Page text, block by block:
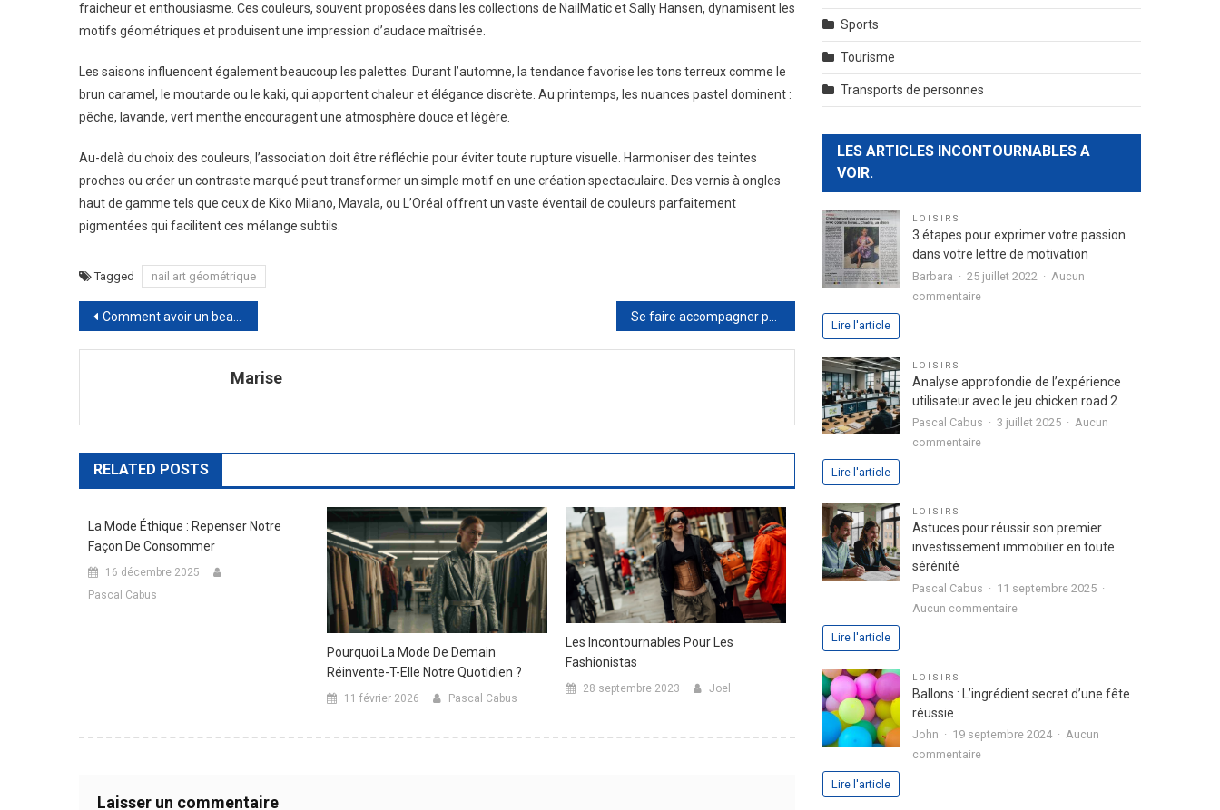
fraicheur et enthousiasme. Ces couleurs, souvent proposées dans les collections de NailMatic et Sally Hansen, dynamisent les
motifs géométriques et produisent une impression d’audace maîtrisée.
Les saisons influencent également beaucoup les palettes. Durant l’automne, la tendance favorise les tons terreux comme le
brun caramel, le moutarde ou le kaki, qui apportent chaleur et élégance discrète. Au printemps, les nuances pastel dominent :
pêche, lavande, vert menthe encouragent une atmosphère douce et légère.
Au-delà du choix des couleurs, l’association doit être réfléchie pour éviter toute rupture visuelle. Harmoniser des teintes
proches ou créer un contraste marqué peut transformer un simple motif en une création spectaculaire. Des vernis à ongles
haut de gamme tels que ceux de Kiko Milano, Mavala, ou L’Oréal offrent un vaste éventail de couleurs parfaitement
pigmentées qui facilitent ces mélange subtils.
Tagged nail art géométrique
Navigation
de
Comment avoir un beau gazon anglais ?
Marise
RELATED POSTS
La Mode Éthique : Repenser Notre
Façon De Consommer
16 décembre 2025
Pascal Cabus
Pourquoi La Mode De Demain
Réinvente-T-Elle Notre Quotidien ?
11 février 2026 Pascal Cabus
Les Incontournables Pour Les
Fashionistas
28 septembre 2023 Joel
Laisser un commentaire
Sports
Tourisme
Transports de personnes
LES ARTICLES INCONTOURNABLES A
VOIR.
LOISIRS
3 étapes pour exprimer votre passion
dans votre lettre de motivation
Barbara 25 juillet 2022
Aucun
commentairesur
exprimer
votre
passion
Lire l'article
LOISIRS
Analyse approfondie de l’expérience
utilisateur avec le jeu chicken road 2
Pascal Cabus 3 juillet 2025
Aucun
commentairesur
l’expérience
utilisateur
Lire l'article
LOISIRS
Astuces pour réussir son premier
investissement immobilier en toute
sérénité
Pascal Cabus
11 septembre 2025
Aucun commentairesur
son
Lire l'article
LOISIRS
Ballons : L’ingrédient secret d’une fête
réussie
John 19 septembre 2024
Aucun
commentairesur
Lire l'article